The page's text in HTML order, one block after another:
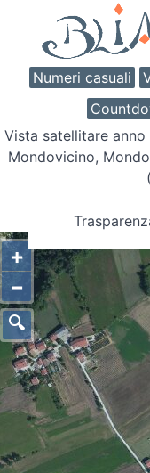
Numeri casuali
Vista satellitare anno
Mondovicino,
(
+
−